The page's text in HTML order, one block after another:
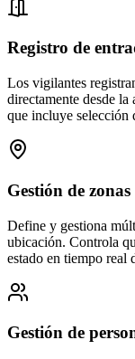
Registro de
Los vigilantes
directamente desde
que incluye selección
Gestión de zonas
Define y gestiona
ubicación. Controla
estado en tiempo real
Gestión de